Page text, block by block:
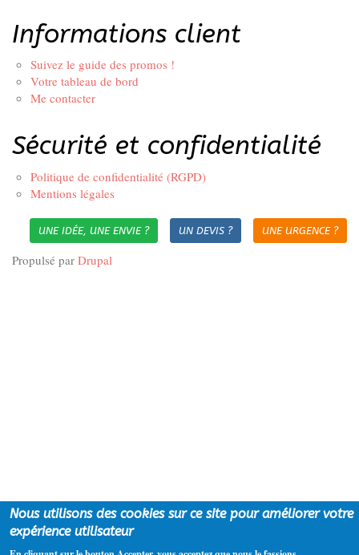
Informations client
Suivez le guide des promos !
Votre tableau de bord
Me contacter
Sécurité et confidentialité
Politique de confidentialité (RGPD)
Mentions légales
UNE IDÉE, UNE ENVIE ? UN DEVIS ? UNE URGENCE ?
Propulsé par Drupal
Nous utilisons des cookies sur ce site pour améliorer votre
expérience utilisateur